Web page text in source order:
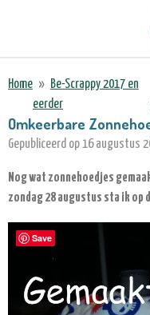
de
hoofdinhoud
Home » Be-Scrappy 2017 en
eerder
Omkeerbare
Gepubliceerd op 16 augustus
Nog wat zonnehoedjes
zondag 28 augustus sta ik
Save